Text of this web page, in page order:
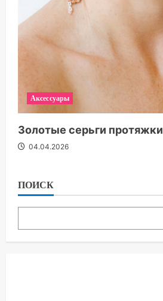
Аксессуары
Золотые серьги протяжки
04.04.2026
ПОИСК